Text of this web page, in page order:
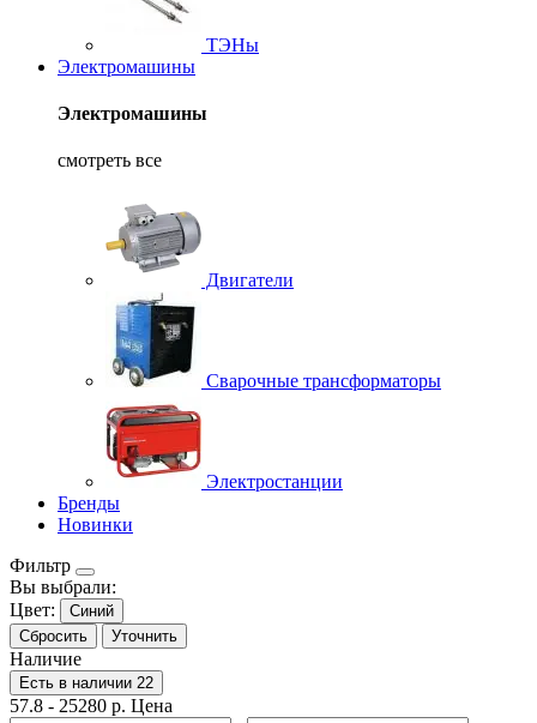
ТЭНы
Электромашины
Электромашины
смотреть все
Двигатели
Сварочные трансформаторы
Электростанции
Бренды
Новинки
Фильтр
Вы выбрали:
Цвет:
Синий
Сбросить
Уточнить
Наличие
Есть в наличии 22
57.8 - 25280 р. Цена